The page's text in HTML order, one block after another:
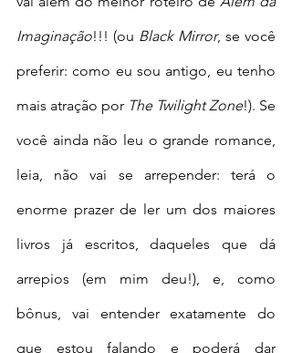
Imaginação!!! (ou Black Mirror, se você
preferir: como eu sou antigo, eu tenho
mais atração por The Twilight Zone!). Se
você ainda não leu o grande romance,
leia, não vai se arrepender: terá o
enorme prazer de ler um dos maiores
livros já escritos, daqueles que dá
arrepios (em mim deu!), e, como
bônus, vai entender exatamente do
que estou falando e poderá dar